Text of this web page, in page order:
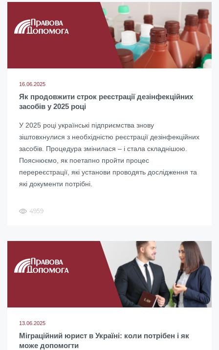
16.06.2025
Як продовжити строк реєстрації дезінфекційних
засобів у 2025 році
У 2025 році українські підприємства знову
зіштовхнулися з необхідністю реєстрації дезінфекційних
засобів. Процедура змінилася – і стала складнішою.
Пояснюємо, як поетапно пройти процес
перереєстрації, які установи проводять дослідження та
які документи потрібні.
4959
13.06.2025
Міграційний юрист в Україні: коли потрібен і як
може допомогти